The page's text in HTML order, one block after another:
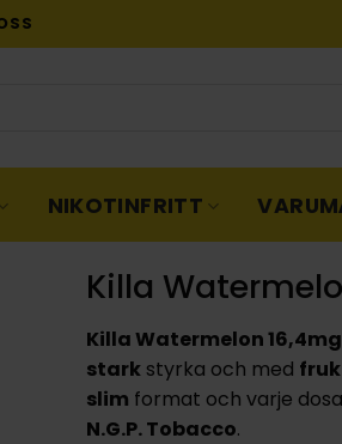
NIKOTINFRITT
Killa
Killa Watermelon 16,4mg
stark styrka och med
slim format och varje
N.G.P. Tobacco.